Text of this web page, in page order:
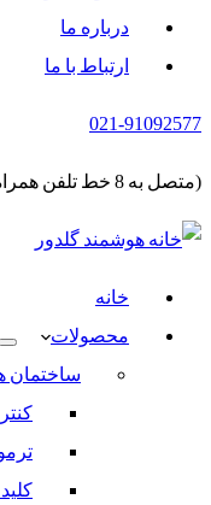
درباره ما
ارتباط با ما
021-91092577
(متصل به 8 خط تلفن همراه کارشناسان)
خانه
محصولات
ساختمان